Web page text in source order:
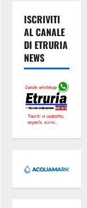
ISCRIVITI
AL CANALE
DI ETRURIA
NEWS